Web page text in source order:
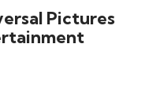
Pictures